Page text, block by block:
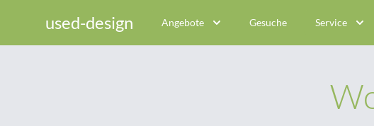
used-design Angebote Gesuche Service